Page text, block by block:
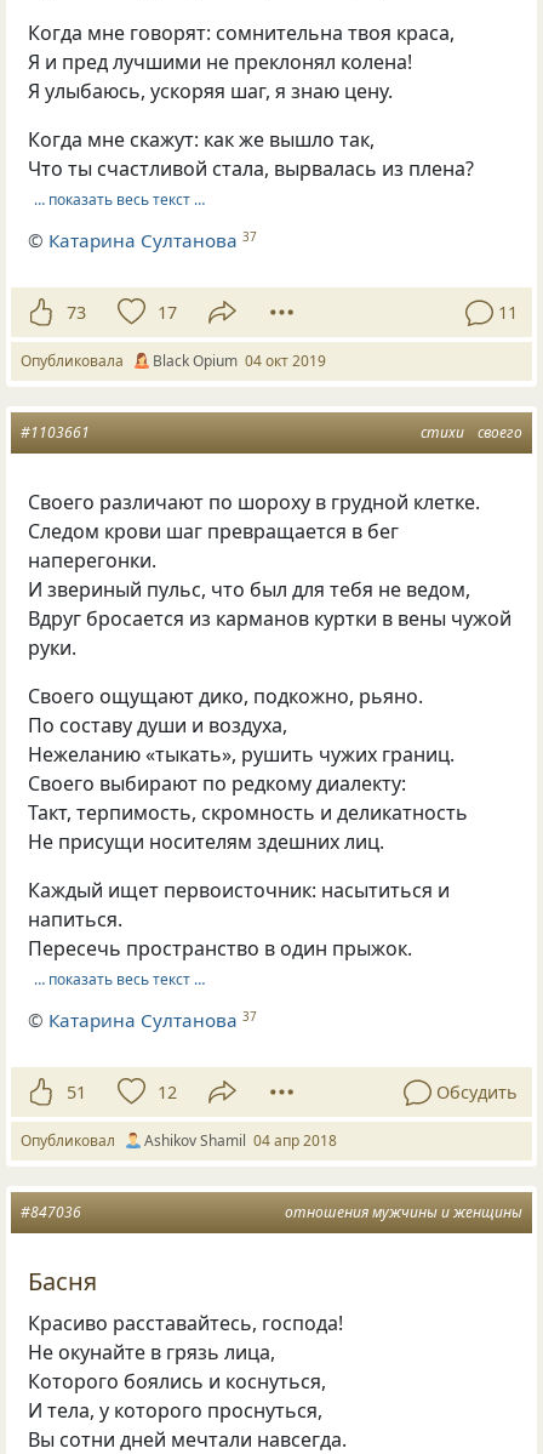
Когда мне говорят: сомнительна твоя краса,
Я и пред лучшими не преклонял колена!
Я улыбаюсь, ускоряя шаг, я знаю цену.
Когда мне скажут: как же вышло так,
Что ты счастливой стала, вырвалась из плена?
… показать весь текст …
© Катарина Султанова 37
73 17 11
Опубликовала Вlack Оpium 04 окт 2019
стихи своего
#1103661
Своего различают по шороху в грудной клетке.
Следом крови шаг превращается в бег
наперегонки.
И звериный пульс, что был для тебя не ведом,
Вдруг бросается из карманов куртки в вены чужой
руки.
Своего ощущают дико, подкожно, рьяно.
По составу души и воздуха,
Нежеланию «тыкать», рушить чужих границ.
Своего выбирают по редкому диалекту:
Такт, терпимость, скромность и деликатность
Не присущи носителям здешних лиц.
Каждый ищет первоисточник: насытиться и
напиться.
Пересечь пространство в один прыжок.
… показать весь текст …
© Катарина Султанова 37
51 12 Обсудить
Опубликовал Ashikov Shamil 04 апр 2018
отношения мужчины и женщины
#847036
Басня
Красиво расставайтесь, господа!
Не окунайте в грязь лица,
Которого боялись и коснуться,
И тела, у которого проснуться,
Вы сотни дней мечтали навсегда.